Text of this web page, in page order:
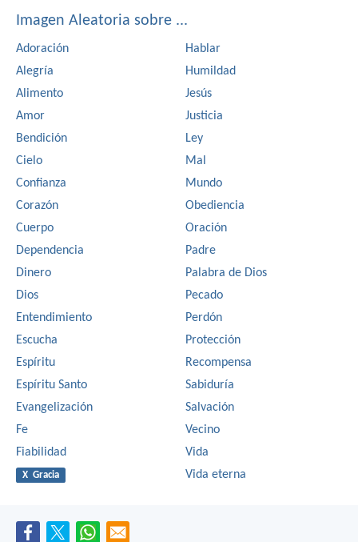
Imagen Aleatoria sobre ...
Adoración
Alegría
Alimento
Amor
Bendición
Cielo
Confianza
Corazón
Cuerpo
Dependencia
Dinero
Dios
Entendimiento
Escucha
Espíritu
Espíritu Santo
Evangelización
Fe
Fiabilidad
X Gracia
Hablar
Humildad
Jesús
Justicia
Ley
Mal
Mundo
Obediencia
Oración
Padre
Palabra de Dios
Pecado
Perdón
Protección
Recompensa
Sabiduría
Salvación
Vecino
Vida
Vida eterna